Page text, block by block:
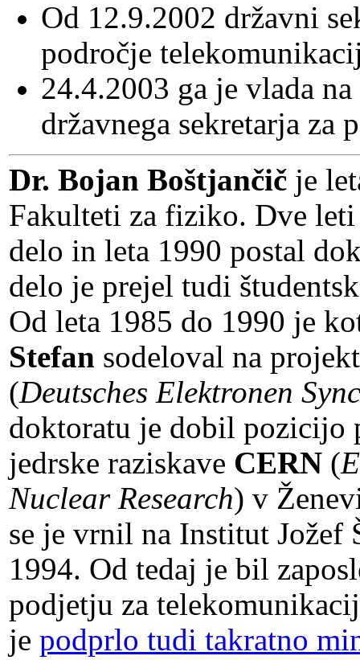
Od 12.9.2002 državni
področje
24.4.2003 ga je vlada
državnega sekretarja
Dr. Bojan Boštjančič je
Fakulteti za fiziko. Dve
delo in leta 1990 postal
delo je prejel tudi
Od leta 1985 do 1990 je
Stefan sodeloval na
(Deutsches Elektronen
doktoratu je dobil pozicijo
jedrske raziskave CERN (
Nuclear Research) v
se je vrnil na Institut Jožef
1994. Od tedaj je bil
podjetju za
je podprlo tudi takratno